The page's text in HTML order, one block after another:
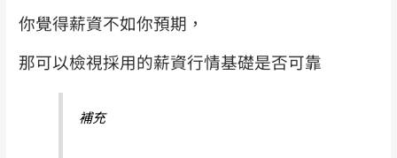
你覺得薪資不如你預期，
那可以檢視採用的薪資行情基礎是否可靠
補充